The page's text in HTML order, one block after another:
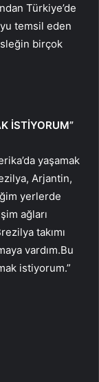
Türkiye’de
temsil eden
birçok
İSTİYORUM”
yaşamak
Arjantin,
yerlerde
ağları
takımı
vardım.Bu
istiyorum.”